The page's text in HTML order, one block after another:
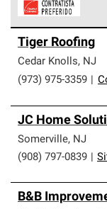
parte de una red
que cumplen con
de
Tiger Roofing
Cedar Knolls, NJ
(973) 975-3359
JC Home
Somerville, NJ
(908) 797-0839
B&B